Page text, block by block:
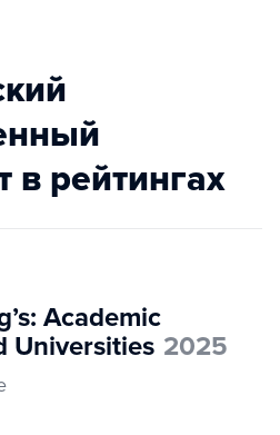
в рейтингах
Academic
Universities 2025